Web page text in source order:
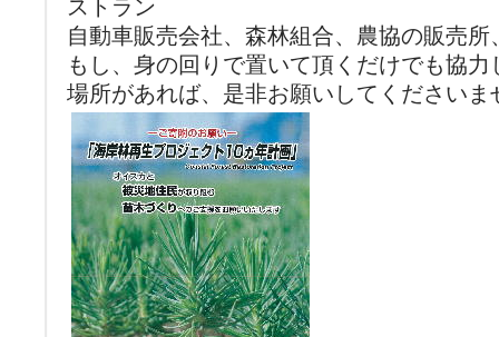
ストラン
自動車販売会社、森林組合、農協の販売
もし、身の回りで置いて頂くだけでも協
場所があれば、是非お願いしてくださいま